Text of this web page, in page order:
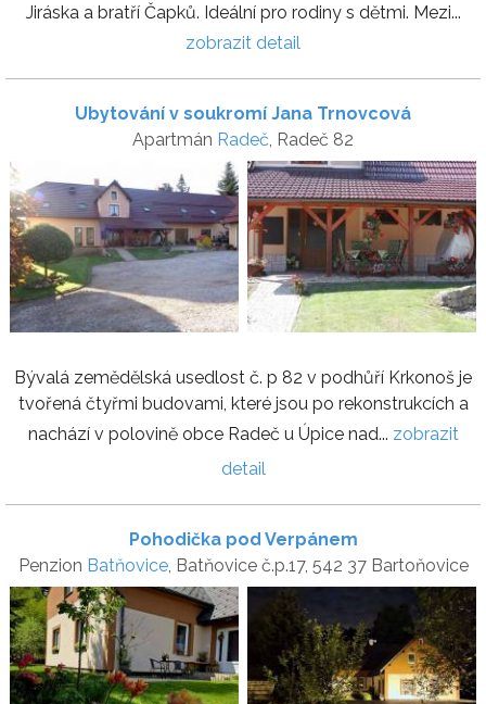
Jiráska a bratří Čapků. Ideální pro rodiny s dětmi. Mezi...
zobrazit detail
Ubytování v soukromí Jana Trnovcová
Apartmán Radeč , Radeč 82
Bývalá zemědělská usedlost č. p 82 v podhůří Krkonoš je
tvořená čtyřmi budovami, které jsou po rekonstrukcích a
nachází v polovině obce Radeč u Úpice nad... zobrazit
detail
Pohodička pod Verpánem
Penzion Batňovice, Batňovice č.p.17, 542 37 Bartoňovice